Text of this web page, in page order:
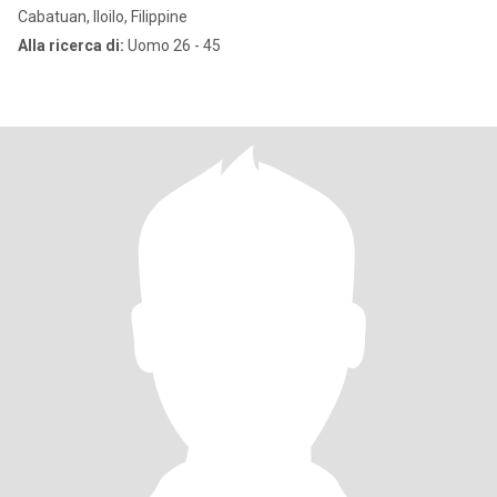
Cabatuan, Iloilo, Filippine
Alla ricerca di: Uomo 26 - 45